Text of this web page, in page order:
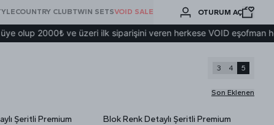
COUNTRY CLUBTWIN SETSVOID SALE
ARA
OTURUM AÇ
2000₺ ve üzeri ilk siparişini veren herkese VOID eşofman
3 4 5
Son Eklenen
Şeritli Premium
Stokta Yok
Blok Renk Detaylı Şeritli Premium